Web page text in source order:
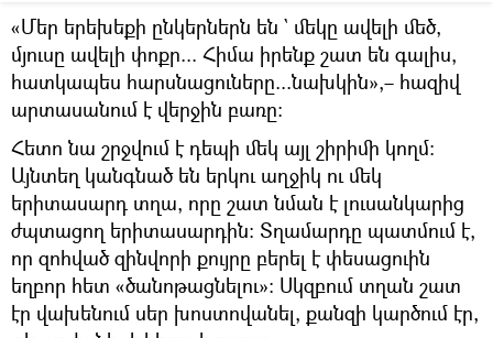
«Մեր երեխեքի ընկերներն են ` մեկը ավելի մեծ,
մյուսը ավելի փոքր... Հիմա իրենք շատ են գալիս,
հատկապես հարսնացուները...նախկին»,– հազիվ
արտասանում է վերջին բառը։
Հետո նա շրջվում է դեպի մեկ այլ շիրիմի կողմ։
Այնտեղ կանգնած են երկու աղջիկ ու մեկ
երիտասարդ տղա, որը շատ նման է լուսանկարից
ժպտացող երիտասարդին։ Տղամարդը պատմում է,
որ զոհված զինվորի քույրը բերել է փեսացուին
եղբոր հետ «ծանոթացնելու»։ Սկզբում տղան շատ
էր վախենում սեր խոստովանել, քանզի կարծում էր,